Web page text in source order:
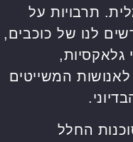
תרבויות על
לנו של כוכבים,
גלאקסיות,
המשייטים
סוכנות החלל